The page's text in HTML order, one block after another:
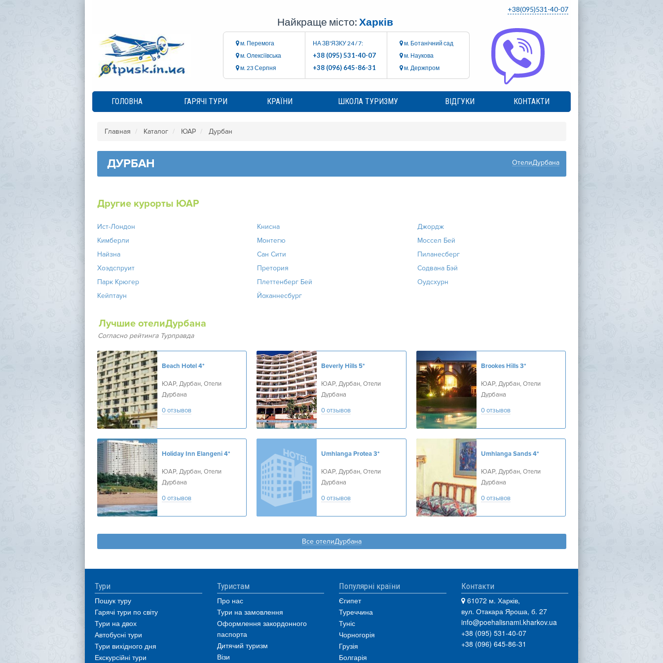
+38(095)531-40-07
Найкраще місто: Харків
м. Перемога
м. Олексіївська
м. 23 Серпня
НА ЗВ'ЯЗКУ 24 / 7:
+38 (095) 531-40-07
+38 (096) 645-86-31
м. Ботанічний сад
м. Наукова
м. Держпром
ГОЛОВНА ГАРЯЧІ ТУРИ КРАЇНИ ШКОЛА ТУРИЗМУ ВІДГУКИ КОНТАКТИ
Главная Каталог ЮАР Дурбан
ДУРБАН ОтелиДурбана
Другие курорты ЮАР
Ист-Лондон Книсна
Джордж
Кимберли
Монтегю
Моссел Бей
Найзна
Сан Сити
Пиланесберг
Хоэдспруит
Претория
Содвана Бэй
Парк Крюгер
Плеттенберг Бей
Оудсхурн
Кейптаун
Йоханнесбург
Лучшие отелиДурбана
Согласно рейтинга Турправда
Beach Hotel 4*
ЮАР, Дурбан, Отели
Дурбана
0 отзывов
Beverly Hills5*
ЮАР, Дурбан, Отели
Дурбана
0 отзывов
Brookes Hills3*
ЮАР, Дурбан, Отели
Дурбана
0 отзывов
Holiday Inn Elangeni 4*
ЮАР, Дурбан, Отели
Дурбана
0 отзывов
Umhlanga Protea3*
ЮАР, Дурбан, Отели
Дурбана
0 отзывов
Umhlanga Sands4*
ЮАР, Дурбан, Отели
Дурбана
0 отзывов
Все отелиДурбана
Тури
Пошук туру
Гарячі тури по світу
Тури на двох
Автобусні тури
Тури вихідного дня
Екскурсійні тури
Туристам
Про нас
Тури на замовлення
Оформлення закордонного
паспорта
Дитячий туризм
Візи
Популярні країни
Єгипет
Туреччина
Туніс
Чорногорія
Грузія
Болгарія
Контакти
61072 м. Харків,
вул. Отакара Яроша, б. 27
info@poehalisnami.kharkov.ua
+38 (095) 531-40-07
+38 (096) 645-86-31